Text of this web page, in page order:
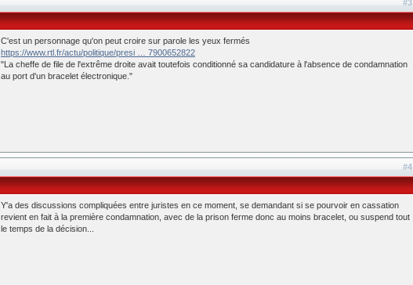
#3
C'est un personnage qu'on peut croire sur parole les yeux fermés
https://www.rtl.fr/actu/politique/presi … 7900652822
"La cheffe de file de l'extrême droite avait toutefois conditionné sa candidature à l'absence de condamnation
au port d'un bracelet électronique."
#4
Y'a des discussions compliquées entre juristes en ce moment, se demandant si se pourvoir en cassation
revient en fait à la première condamnation, avec de la prison ferme donc au moins bracelet, ou suspend tout
le temps de la décision...